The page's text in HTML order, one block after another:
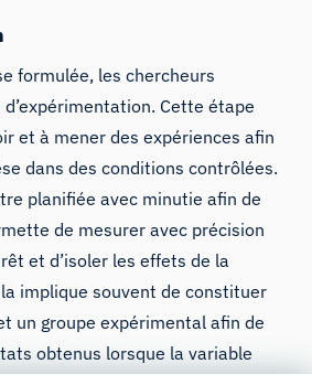
formulée, les chercheurs
Cette étape
et à mener des expériences afin
dans des conditions contrôlées.
planifiée avec minutie afin de
de mesurer avec précision
et d’isoler les effets de la
implique souvent de constituer
un groupe expérimental afin de
obtenus lorsque la variable